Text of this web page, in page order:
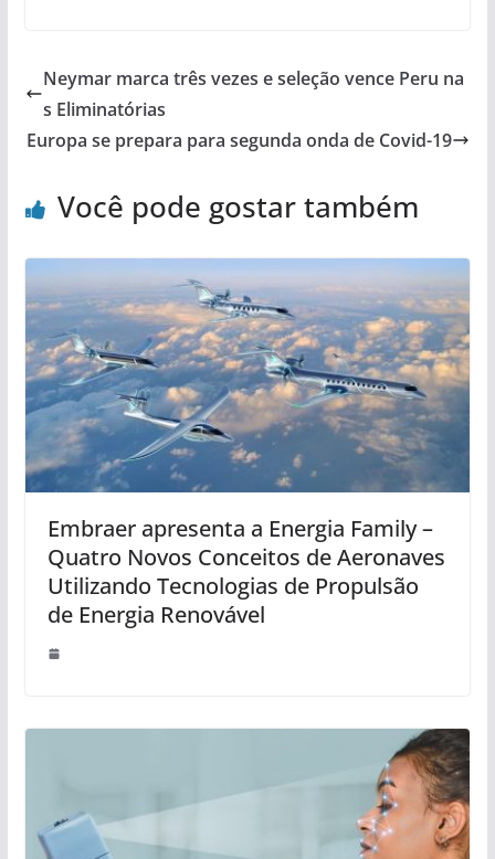
Neymar marca três vezes e seleção vence Peru na
s Eliminatórias
Europa se prepara para segunda onda de Covid-19
Você pode gostar também
Embraer apresenta a Energia Family –
Quatro Novos Conceitos de Aeronaves
Utilizando Tecnologias de Propulsão
de Energia Renovável